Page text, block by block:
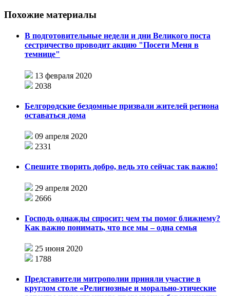
Похожие материалы
В подготовительные недели и дни Великого поста
сестричество проводит акцию "Посети Меня в
темнице"
13 февраля 2020
2038
Белгородские бездомные призвали жителей региона
оставаться дома
09 апреля 2020
2331
Спешите творить добро, ведь это сейчас так важно!
29 апреля 2020
2666
Господь однажды спросит: чем ты помог ближнему?
Как важно понимать, что все мы – одна семья
25 июня 2020
1788
Представители митрополии приняли участие в
круглом столе «Религиозные и морально-этические